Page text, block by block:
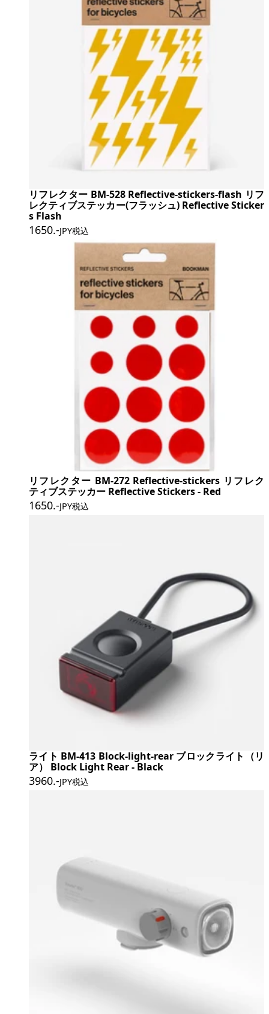
リフレクター BM-528 Reflective-stickers-flash リフ
レクティブステッカー(フラッシュ) Reflective Sticker
s Flash
1650.-JPY税込
リフレクター BM-272 Reflective-stickers リフレク
ティブステッカー Reflective Stickers - Red
1650.-JPY税込
ライト BM-413 Block-light-rear ブロックライト（リ
ア） Block Light Rear - Black
3960.-JPY税込